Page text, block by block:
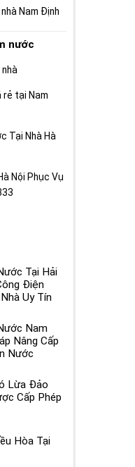
Nam Định
nước
rẻ tại Nam
Tại Nhà Hà
Nội Phục Vụ
Tại Hải
Điện
Uy Tín
Nam
Nâng Cấp
Nước
Lừa Đảo
Cấp Phép
Hòa Tại